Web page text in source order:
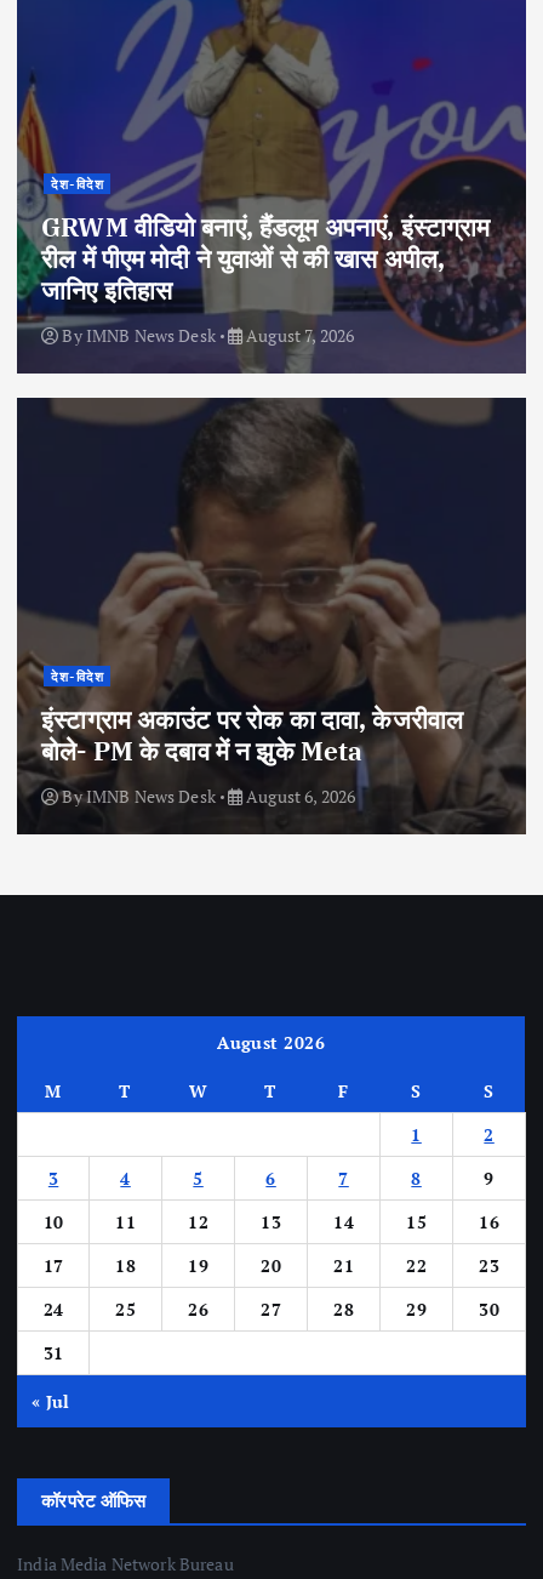
देश-विदेश
GRWM वीडियो बनाएं, हैंडलूम अपनाएं, इंस्टाग्राम
रील में पीएम मोदी ने युवाओं से की खास अपील,
जानिए इतिहास
By IMNB News Desk August 7, 2026
देश-विदेश
इंस्टाग्राम अकाउंट पर रोक का दावा, केजरीवाल
बोले- PM के दबाव में न झुके Meta
ByIMNB News Desk August 6, 2026
August 2026
M T W T F S
S
1
2
3
4 5 6 7 8
9
10
11 12 13 14 15
16
17
18 19 20 21 22
23
24
25 26 27 28 29
30
31
« Jul
कॉरपरेट ऑफिस
India Media Network Bureau